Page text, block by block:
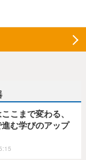
こまで変わる、
む学びのアップ